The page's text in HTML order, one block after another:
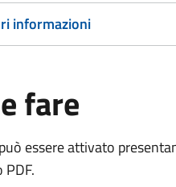
informazioni
fare
essere attivato